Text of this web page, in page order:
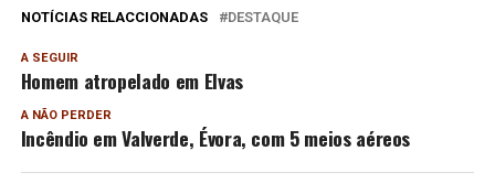
NOTÍCIAS RELACCIONADAS DESTAQUE
A SEGUIR
Homem atropelado em Elvas
A NÃO PERDER
Incêndio em Valverde, Évora, com 5 meios aéreos